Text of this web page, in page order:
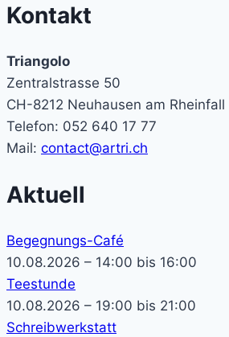
Kontakt
Triangolo
Zentralstrasse 50
CH-8212 Neuhausen am Rheinfall
Telefon: 052 640 17 77
Mail: contact@artri.ch
Aktuell
Begegnungs-Café
10.08.2026 – 14:00 bis 16:00
Teestunde
10.08.2026 – 19:00 bis 21:00
Schreibwerkstatt